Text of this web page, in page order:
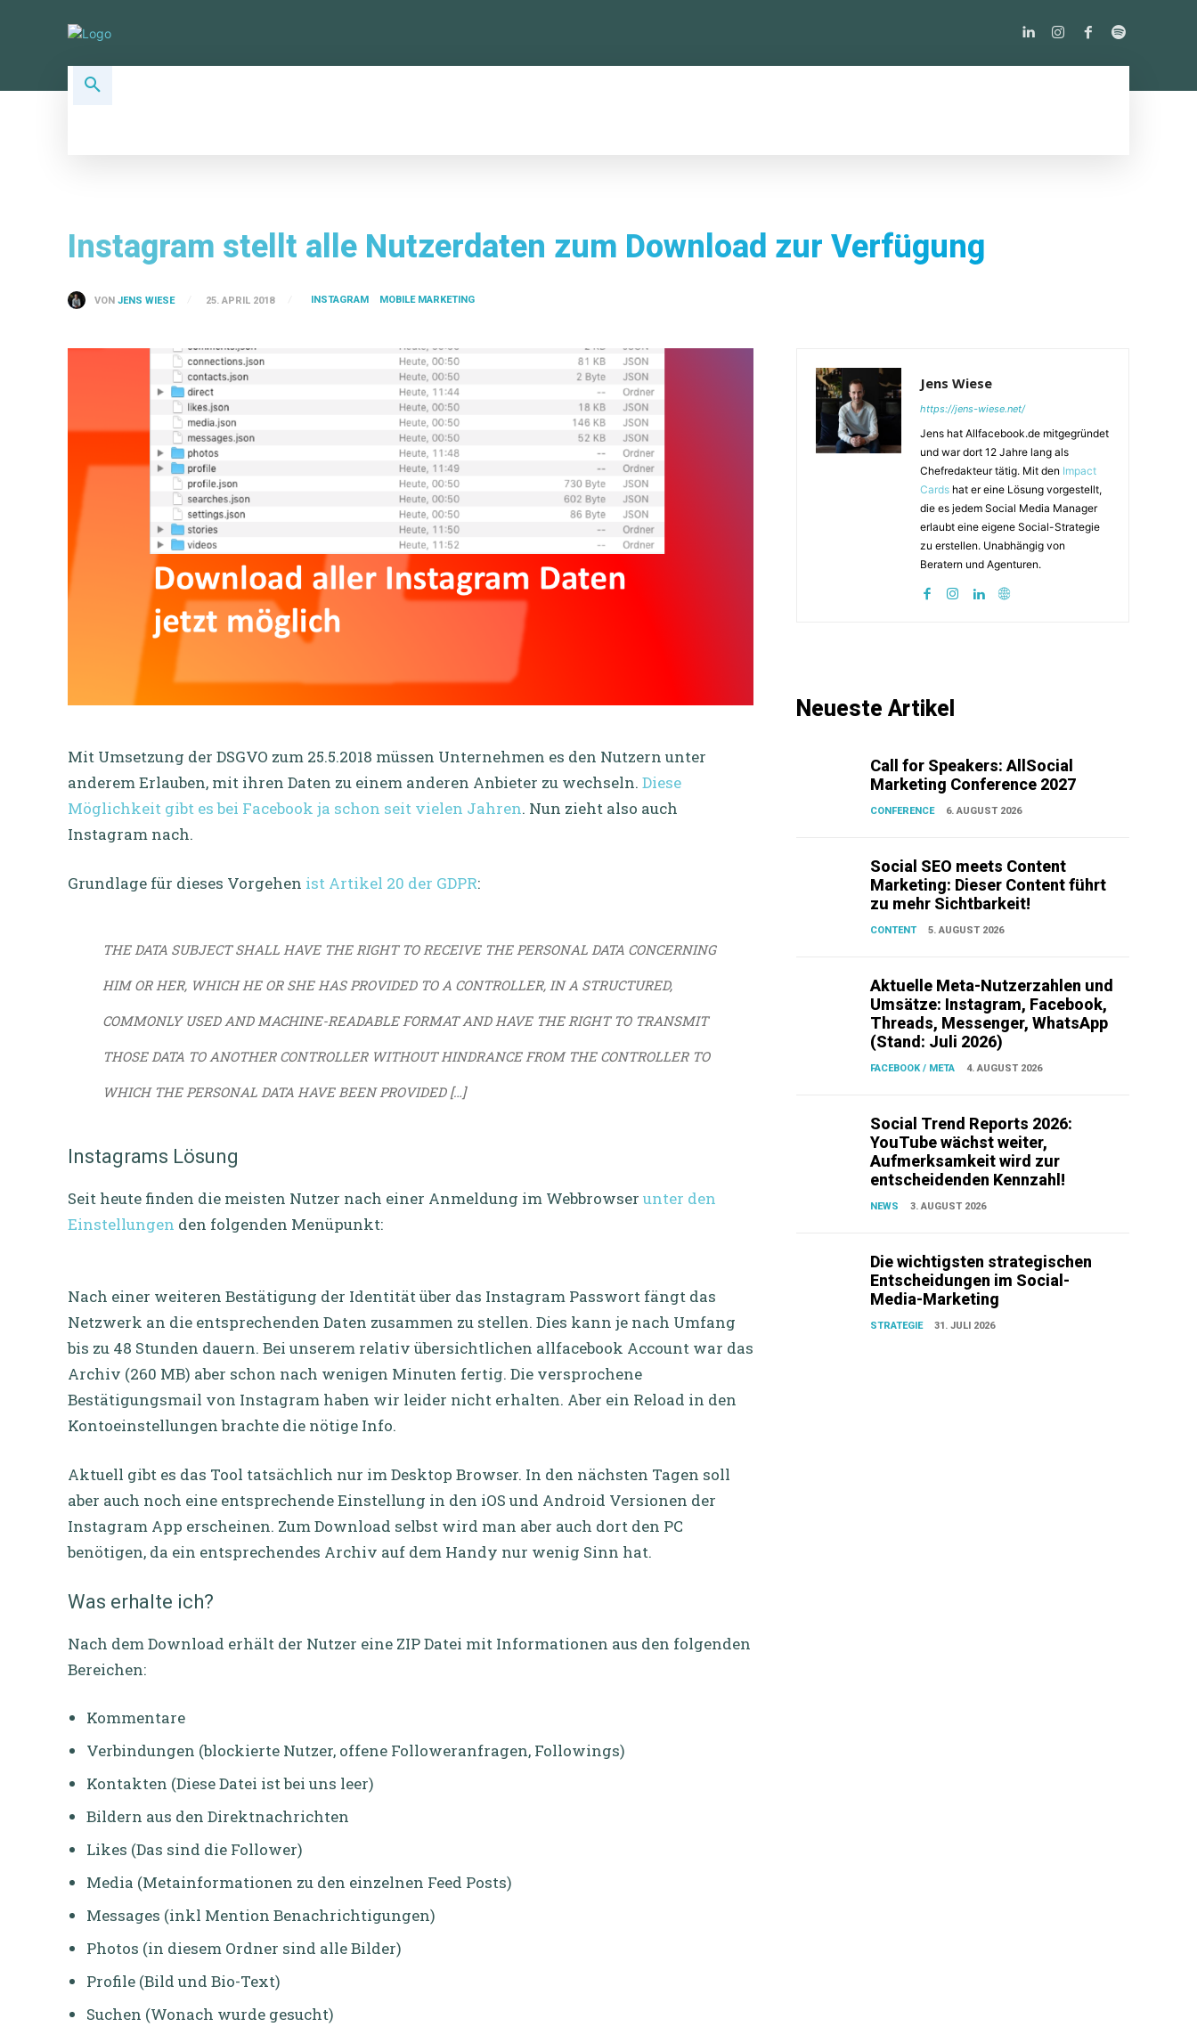
Instagram stellt alle Nutzerdaten zum Download zur Verfügung
VON JENS WIESE 25. APRIL 2018 INSTAGRAM MOBILE MARKETING
Mit Umsetzung der DSGVO zum 25.5.2018 müssen Unternehmen es den Nutzern unter
anderem Erlauben, mit ihren Daten zu einem anderen Anbieter zu wechseln. Diese
Möglichkeit gibt es bei Facebook ja schon seit vielen Jahren. Nun zieht also auch
Instagram nach.
Grundlage für dieses Vorgehen ist Artikel 20 der GDPR:
THE DATA SUBJECT SHALL HAVE THE RIGHT TO RECEIVE THE PERSONAL DATA CONCERNING
HIM OR HER, WHICH HE OR SHE HAS PROVIDED TO A CONTROLLER, IN A STRUCTURED,
COMMONLY USED AND MACHINE-READABLE FORMAT AND HAVE THE RIGHT TO TRANSMIT
THOSE DATA TO ANOTHER CONTROLLER WITHOUT HINDRANCE FROM THE CONTROLLER TO
WHICH THE PERSONAL DATA HAVE BEEN PROVIDED […]
Instagrams Lösung
Seit heute finden die meisten Nutzer nach einer Anmeldung im Webbrowser unter den
Einstellungen den folgenden Menüpunkt:
Nach einer weiteren Bestätigung der Identität über das Instagram Passwort fängt das
Netzwerk an die entsprechenden Daten zusammen zu stellen. Dies kann je nach Umfang
bis zu 48 Stunden dauern. Bei unserem relativ übersichtlichen allfacebook Account war das
Archiv (260 MB) aber schon nach wenigen Minuten fertig. Die versprochene
Bestätigungsmail von Instagram haben wir leider nicht erhalten. Aber ein Reload in den
Kontoeinstellungen brachte die nötige Info.
Aktuell gibt es das Tool tatsächlich nur im Desktop Browser. In den nächsten Tagen soll
aber auch noch eine entsprechende Einstellung in den iOS und Android Versionen der
Instagram App erscheinen. Zum Download selbst wird man aber auch dort den PC
benötigen, da ein entsprechendes Archiv auf dem Handy nur wenig Sinn hat.
Was erhalte ich?
Nach dem Download erhält der Nutzer eine ZIP Datei mit Informationen aus den folgenden
Bereichen:
Kommentare
Verbindungen (blockierte Nutzer, offene Followeranfragen, Followings)
Kontakten (Diese Datei ist bei uns leer)
Bildern aus den Direktnachrichten
Likes (Das sind die Follower)
Media (Metainformationen zu den einzelnen Feed Posts)
Messages (inkl Mention Benachrichtigungen)
Photos (in diesem Ordner sind alle Bilder)
Profile (Bild und Bio-Text)
Suchen (Wonach wurde gesucht)
Jens Wiese
https://jens-wiese.net/
Jens hat Allfacebook.de mitgegründet
und war dort 12 Jahre lang als
Chefredakteur tätig. Mit den Impact
Cards hat er eine Lösung vorgestellt,
die es jedem Social Media Manager
erlaubt eine eigene Social-Strategie
zu erstellen. Unabhängig von
Beratern und Agenturen.
Neueste Artikel
Call for Speakers: AllSocial
Marketing Conference 2027
CONFERENCE 6. AUGUST 2026
Social SEO meets Content
Marketing: Dieser Content führt
zu mehr Sichtbarkeit!
CONTENT 5. AUGUST 2026
Aktuelle Meta-Nutzerzahlen und
Umsätze: Instagram, Facebook,
Threads, Messenger, WhatsApp
(Stand: Juli 2026)
FACEBOOK / META 4. AUGUST 2026
Social Trend Reports 2026:
YouTube wächst weiter,
Aufmerksamkeit wird zur
entscheidenden Kennzahl!
NEWS 3. AUGUST 2026
Die wichtigsten strategischen
Entscheidungen im Social-
Media-Marketing
STRATEGIE 31. JULI 2026